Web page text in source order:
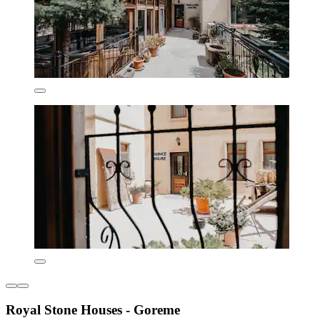
Royal Stone Houses - Goreme